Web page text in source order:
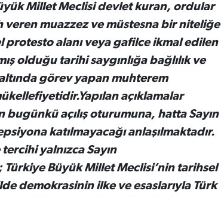
Millet Meclisi devlet kuran, ordular
muazzez ve müstesna bir niteliğe
alanı veya gafilce ikmal edilen
olduğu tarihi saygınlığa bağlılık ve
görev yapan muhterem
açıklamalar
açılış oturumuna, hatta Sayın
katılmayacağı anlaşılmaktadır.
yalnızca Sayın
Türkiye Büyük Millet Meclisi’nin tarihsel
demokrasinin ilke ve esaslarıyla Türk